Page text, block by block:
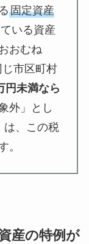
固定資産
いる資産
おむね
市区町村
円未満なら
外」とし
は、この税
。
産の特例が